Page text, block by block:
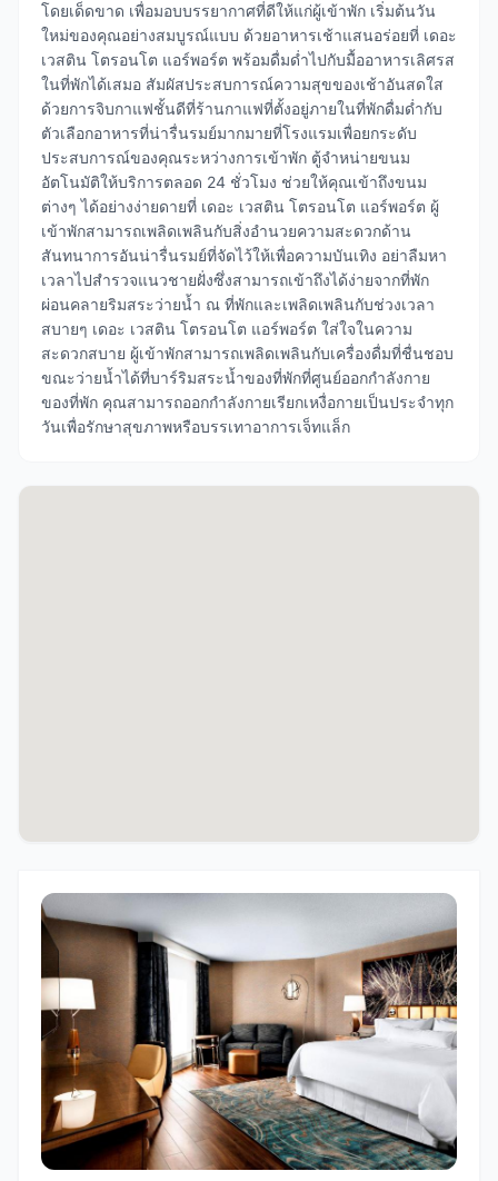
โดยเด็ดขาด เพื่อมอบบรรยากาศที่ดีให้แก่ผู้เข้าพัก เริ่มต้นวัน
ใหม่ของคุณอย่างสมบูรณ์แบบ ด้วยอาหารเช้าแสนอร่อยที่ เดอะ
เวสติน โตรอนโต แอร์พอร์ต พร้อมดื่มด่ำไปกับมื้ออาหารเลิศรส
ในที่พักได้เสมอ สัมผัสประสบการณ์ความสุขของเช้าอันสดใส
ด้วยการจิบกาแฟชั้นดีที่ร้านกาแฟที่ตั้งอยู่ภายในที่พักดื่มด่ำกับ
ตัวเลือกอาหารที่น่ารื่นรมย์มากมายที่โรงแรมเพื่อยกระดับ
ประสบการณ์ของคุณระหว่างการเข้าพัก ตู้จำหน่ายขนม
อัตโนมัติให้บริการตลอด 24 ชั่วโมง ช่วยให้คุณเข้าถึงขนม
ต่างๆ ได้อย่างง่ายดายที่ เดอะ เวสติน โตรอนโต แอร์พอร์ต ผู้
เข้าพักสามารถเพลิดเพลินกับสิ่งอำนวยความสะดวกด้าน
สันทนาการอันน่ารื่นรมย์ที่จัดไว้ให้เพื่อความบันเทิง อย่าลืมหา
เวลาไปสำรวจแนวชายฝั่งซึ่งสามารถเข้าถึงได้ง่ายจากที่พัก
ผ่อนคลายริมสระว่ายน้ำ ณ ที่พักและเพลิดเพลินกับช่วงเวลา
สบายๆ เดอะ เวสติน โตรอนโต แอร์พอร์ต ใส่ใจในความ
สะดวกสบาย ผู้เข้าพักสามารถเพลิดเพลินกับเครื่องดื่มที่ชื่นชอบ
ขณะว่ายน้ำได้ที่บาร์ริมสระน้ำของที่พักที่ศูนย์ออกกำลังกาย
ของที่พัก คุณสามารถออกกำลังกายเรียกเหงื่อกายเป็นประจำทุก
วันเพื่อรักษาสุขภาพหรือบรรเทาอาการเจ็ทแล็ก